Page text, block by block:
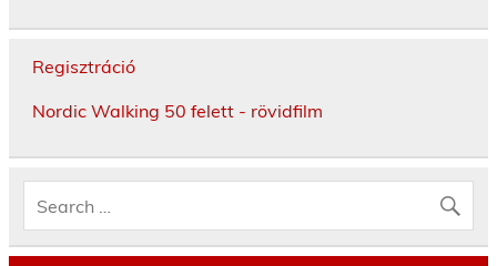
Regisztráció
Nordic Walking 50 felett - rövidfilm